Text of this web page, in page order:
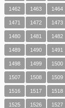
1462 1463 1464
1471 1472 1473
1480 1481 1482
1489 1490 1491
1498 1499 1500
1507 1508 1509
1516 1517 1518
1525 1526 1527